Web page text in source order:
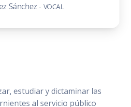
Sánchez - VOCAL
estudiar y dictaminar las
al servicio público